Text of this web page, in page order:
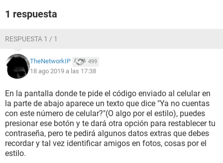
1 respuesta
RESPUESTA 1 / 1
TheNetworkIP 499
18 ago 2019 a las 17:38
En la pantalla donde te pide el código enviado al celular en
la parte de abajo aparece un texto que dice "Ya no cuentas
con este número de celular?"(O algo por el estilo), puedes
presionar ese botón y te dará otra opción para restablecer tu
contraseña, pero te pedirá algunos datos extras que debes
recordar y tal vez identificar amigos en fotos, cosas por el
estilo.